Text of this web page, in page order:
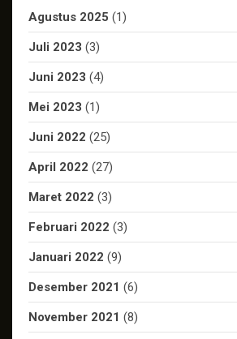
Agustus 2025 (1)
Juli 2023 (3)
Juni 2023 (4)
Mei 2023 (1)
Juni 2022 (25)
April 2022 (27)
Maret 2022 (3)
Februari 2022 (3)
Januari 2022 (9)
Desember 2021 (6)
November 2021 (8)